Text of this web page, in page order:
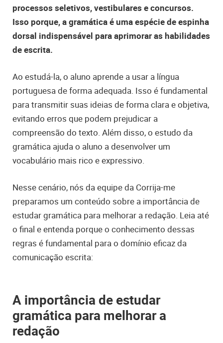
processos seletivos, vestibulares e concursos.
Isso porque, a gramática é uma espécie de espinha
dorsal indispensável para aprimorar as habilidades
de escrita.
Ao estudá-la, o aluno aprende a usar a língua
portuguesa de forma adequada. Isso é fundamental
para transmitir suas ideias de forma clara e objetiva,
evitando erros que podem prejudicar a
compreensão do texto. Além disso, o estudo da
gramática ajuda o aluno a desenvolver um
vocabulário mais rico e expressivo.
Nesse cenário, nós da equipe da Corrija-me
preparamos um conteúdo sobre a importância de
estudar gramática para melhorar a redação. Leia até
o final e entenda porque o conhecimento dessas
regras é fundamental para o domínio eficaz da
comunicação escrita:
A importância de estudar
gramática para melhorar a
redação